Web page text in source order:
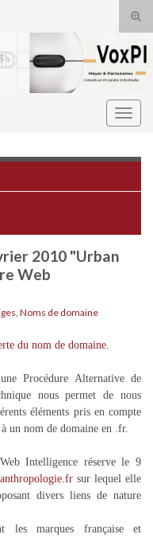
2010 "Urban
Web
Noms de domaine
du nom de domaine.
Procédure Alternative de
nous permet de nous
éléments pris en compte
un nom de domaine en .fr.
Intelligence réserve le 9
sur lequel elle
divers liens de nature
les marques française et